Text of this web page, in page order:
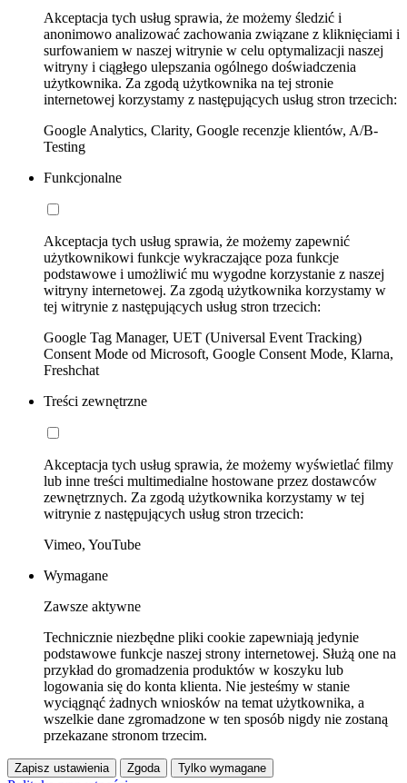
Akceptacja tych usług sprawia, że możemy śledzić i
anonimowo analizować zachowania związane z kliknięciami i
surfowaniem w naszej witrynie w celu optymalizacji naszej
witryny i ciągłego ulepszania ogólnego doświadczenia
użytkownika. Za zgodą użytkownika na tej stronie
internetowej korzystamy z następujących usług stron trzecich:
Google Analytics, Clarity, Google recenzje klientów, A/B-
Testing
Funkcjonalne
Akceptacja tych usług sprawia, że możemy zapewnić
użytkownikowi funkcje wykraczające poza funkcje
podstawowe i umożliwić mu wygodne korzystanie z naszej
witryny internetowej. Za zgodą użytkownika korzystamy w
tej witrynie z następujących usług stron trzecich:
Google Tag Manager, UET (Universal Event Tracking)
Consent Mode od Microsoft, Google Consent Mode, Klarna,
Freshchat
Treści zewnętrzne
Akceptacja tych usług sprawia, że możemy wyświetlać filmy
lub inne treści multimedialne hostowane przez dostawców
zewnętrznych. Za zgodą użytkownika korzystamy w tej
witrynie z następujących usług stron trzecich:
Vimeo, YouTube
Wymagane
Zawsze aktywne
Technicznie niezbędne pliki cookie zapewniają jedynie
podstawowe funkcje naszej strony internetowej. Służą one na
przykład do gromadzenia produktów w koszyku lub
logowania się do konta klienta. Nie jesteśmy w stanie
wyciągnąć żadnych wniosków na temat użytkownika, a
wszelkie dane zgromadzone w ten sposób nigdy nie zostaną
przekazane stronom trzecim.
Zapisz ustawienia Zgoda Tylko wymagane